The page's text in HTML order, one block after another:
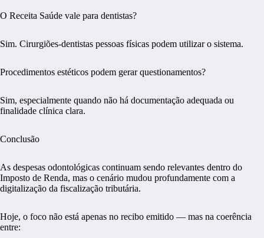
O Receita Saúde vale para dentistas?
Sim. Cirurgiões-dentistas pessoas físicas podem utilizar o sistema.
Procedimentos estéticos podem gerar questionamentos?
Sim, especialmente quando não há documentação adequada ou
finalidade clínica clara.
Conclusão
As despesas odontológicas continuam sendo relevantes dentro do
Imposto de Renda, mas o cenário mudou profundamente com a
digitalização da fiscalização tributária.
Hoje, o foco não está apenas no recibo emitido — mas na coerência
entre: